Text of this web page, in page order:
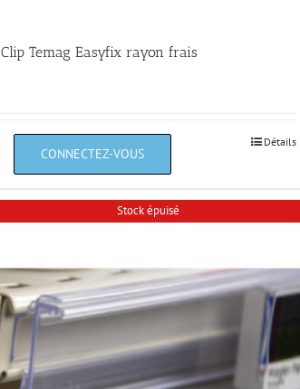
Clip Temag Easyfix rayon frais
Détails
Stock épuisé